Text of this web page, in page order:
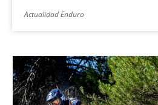
Actualidad Enduro